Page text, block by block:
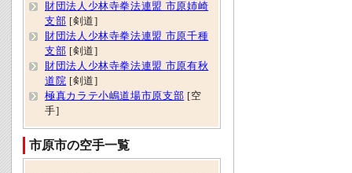
財団法人少林寺拳法連盟 市原姉崎
支部 [剣道]
財団法人少林寺拳法連盟 市原千種
支部 [剣道]
財団法人少林寺拳法連盟 市原有秋
道院 [剣道]
極真カラテ小嶋道場市原支部 [空
手]
市原市の空手一覧